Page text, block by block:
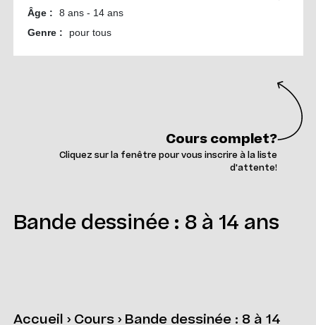
Cours complet?
Cliquez sur la fenêtre pour vous inscrire à la liste
d'attente!
Bande dessinée : 8 à 14 ans
Accueil › Cours› Bande dessinée : 8 à 14